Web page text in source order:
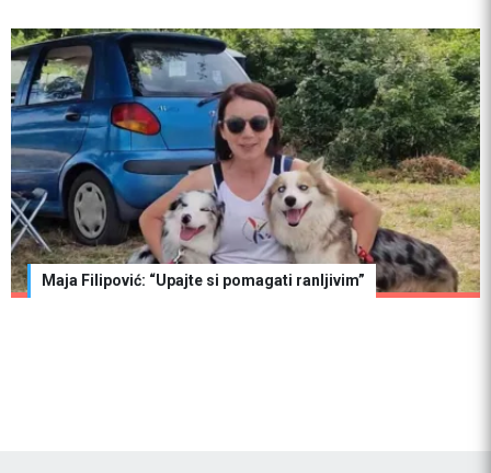
Maja Filipović: “Upajte si pomagati ranljivim”